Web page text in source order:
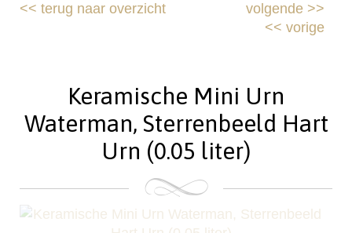
<<terug naar overzicht volgende>>
<< vorige
Keramische Mini Urn
Waterman, Sterrenbeeld Hart
Urn (0.05 liter)